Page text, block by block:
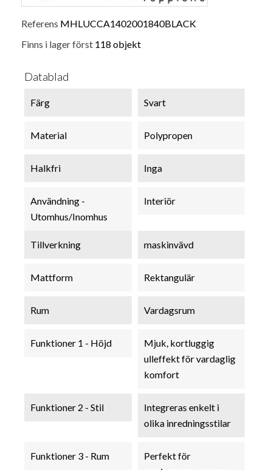
Referens MHLUCCA1402001840BLACK
Finns i lager först 118 objekt
Datablad
Färg Svart
Material Polypropen
Halkfri Inga
Användning -
Utomhus/Inomhus
Interiör
Tillverkning maskinvävd
Mattform Rektangulär
Rum Vardagsrum
Funktioner 1 - Höjd
Mjuk, kortluggig
ulleffekt för vardaglig
komfort
Funktioner 2 - Stil
Integreras enkelt i
olika inredningsstilar
Funktioner 3 - Rum
Perfekt för